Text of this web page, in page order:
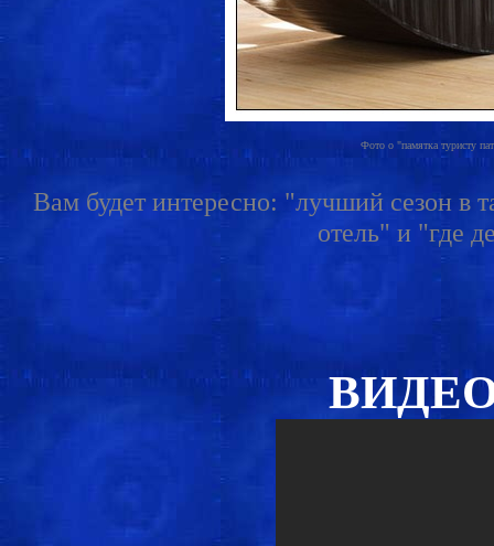
Фото о "памятка туристу
Вам будет интересно: "лучший сезон в
отель" и "где